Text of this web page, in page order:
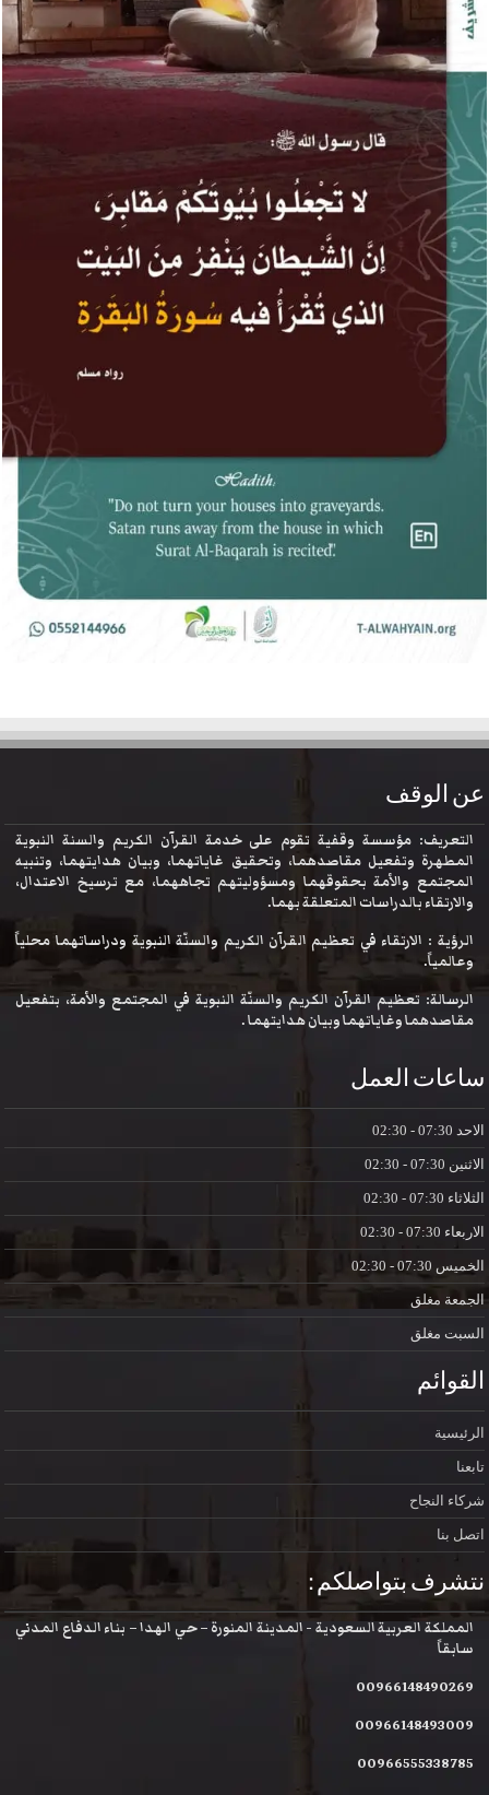
عن الوقف
التعريف: مؤسسة وقفية تقوم على خدمة القرآن الكريم والسنة النبوية
المطهرة وتفعيل مقاصدهما، وتحقيق غاياتهما، وبيان هدايتهما، وتنبيه
المجتمع والأمة بحقوقهما ومسؤوليتهم تجاههما، مع ترسيخ الاعتدال،
والارتقاء بالدراسات المتعلقة بهما.
الرؤية : الارتقاء في تعظيم القرآن الكريم والسنّة النبوية ودراساتهما محلياً
وعالمياً.
الرسالة: تعظيم القرآن الكريم والسنّة النبوية في المجتمع والأمة، بتفعيل
مقاصدهما وغاياتهما وبيان هدايتهما .
ساعات العمل
الاحد
الاثنين
الثلاثاء
الاربعاء
الخميس
الجمعة مغلق
السبت مغلق
القوائم
الرئيسية
تابعنا
شركاء النجاح
اتصل بنا
نتشرف بتواصلكم :
المملكة العربية السعودية - المدينة المنورة – حي الهدا – بناء الدفاع المدني
سابقاً
00966148490269
00966148493009
00966555338785